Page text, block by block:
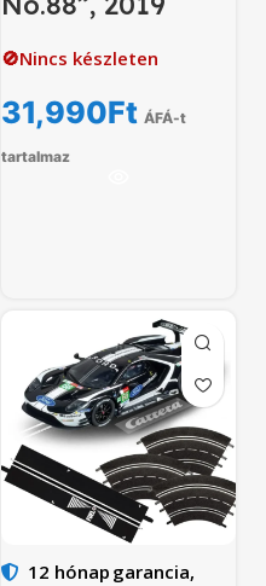
🚫Nincs készleten
31,990Ft ÁFÁ-t
tartalmaz
12 hónap garancia,